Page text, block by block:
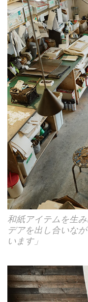
和紙アイテムを生
デアを出し合いな
います」